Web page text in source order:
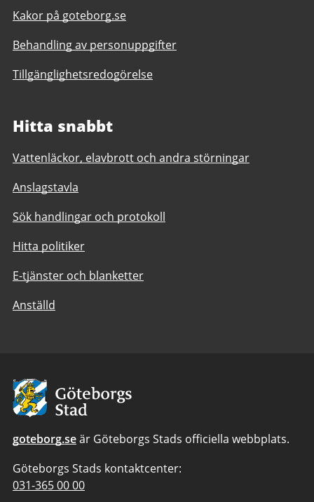
Kakor på goteborg.se
Behandling av personuppgifter
Tillgänglighetsredogörelse
Hitta snabbt
Vattenläckor, elavbrott och andra störningar
Anslagstavla
Sök handlingar och protokoll
Hitta politiker
E-tjänster och blanketter
Anställd
Avsändare:
Göteborgs
Stad
goteborg.seär Göteborgs Stads officiella webbplats.
Göteborgs Stads kontaktcenter:
Telefonnummer
031-365 00 00